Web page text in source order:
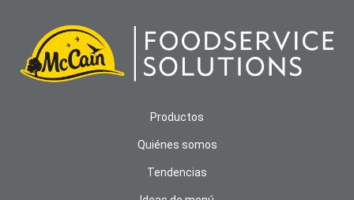
Productos
Quiénes somos
Tendencias